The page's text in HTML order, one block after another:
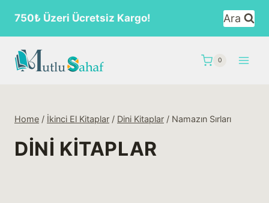
content
750₺ Üzeri Ücretsiz Kargo! Ara
0
Home / İkinci El Kitaplar / Dini Kitaplar / Namazın Sırları
DINI KITAPLAR